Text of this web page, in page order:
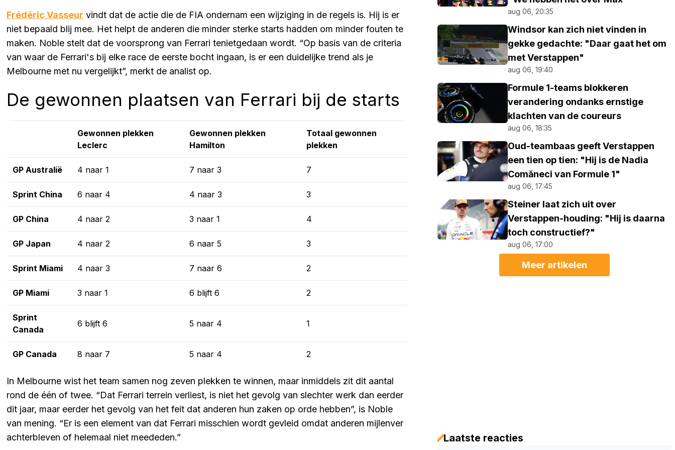
Frédéric Vasseur vindt dat de actie die de FIA ondernam een wijziging in de regels is. Hij is er
niet bepaald blij mee. Het helpt de anderen die minder sterke starts hadden om minder fouten te
maken. Noble stelt dat de voorsprong van Ferrari tenietgedaan wordt. “Op basis van de criteria
van waar de Ferrari's bij elke race de eerste bocht ingaan, is er een duidelijke trend als je
Melbourne met nu vergelijkt”, merkt de analist op.
De gewonnen plaatsen van Ferrari bij de starts
Gewonnen plekken
Leclerc
Gewonnen plekken
Hamilton
Totaal gewonnen
plekken
GP Australië 4 naar 1 7 naar 3 7
Sprint China 6 naar 4 4 naar 3 3
GP China 4 naar 2 3 naar 1 4
GP Japan 4 naar 2 6 naar 5 3
Sprint Miami 4 naar 3 7 naar 6 2
GP Miami 3 naar 1 6 blijft 6 2
Sprint
Canada
6 blijft 6 5 naar 4 1
GP Canada 8 naar 7 5 naar 4 2
In Melbourne wist het team samen nog zeven plekken te winnen, maar inmiddels zit dit aantal
rond de één of twee. “Dat Ferrari terrein verliest, is niet het gevolg van slechter werk dan eerder
dit jaar, maar eerder het gevolg van het feit dat anderen hun zaken op orde hebben”, is Noble
van mening. “Er is een element van dat Ferrari misschien wordt gevleid omdat anderen mijlenver
achterbleven of helemaal niet meededen.”
aug 06, 20:35
Windsor kan zich niet vinden in
gekke gedachte: "Daar gaat het om
met Verstappen"
aug 06, 19:40
Formule 1-teams blokkeren
verandering ondanks ernstige
klachten van de coureurs
aug 06, 18:35
Oud-teambaas geeft Verstappen
een tien op tien: "Hij is de Nadia
Comăneci van Formule 1"
aug 06, 17:45
Steiner laat zich uit over
Verstappen-houding: "Hij is daarna
toch constructief?"
aug 06, 17:00
Meer artikelen
Laatste reacties